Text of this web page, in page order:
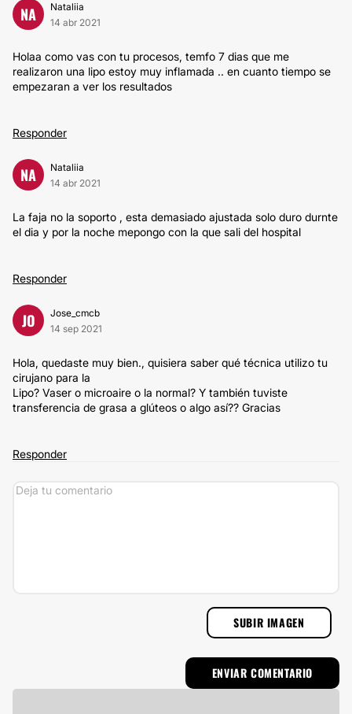
NA
Nataliia
14 abr 2021
Holaa como vas con tu procesos, temfo 7 dias que me
realizaron una lipo estoy muy inflamada .. en cuanto tiempo se
empezaran a ver los resultados
Responder
NA
Nataliia
14 abr 2021
La faja no la soporto , esta demasiado ajustada solo duro durnte
el dia y por la noche mepongo con la que sali del hospital
Responder
JO
Jose_cmcb
14 sep 2021
Hola, quedaste muy bien., quisiera saber qué técnica utilizo tu
cirujano para la
Lipo? Vaser o microaire o la normal? Y también tuviste
transferencia de grasa a glúteos o algo así?? Gracias
Responder
SUBIR IMAGEN